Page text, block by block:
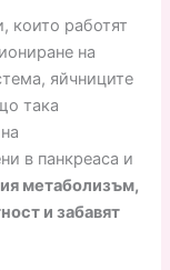
които работят
на
яйчниците
така
в панкреаса и
метаболизъм,
и забавят